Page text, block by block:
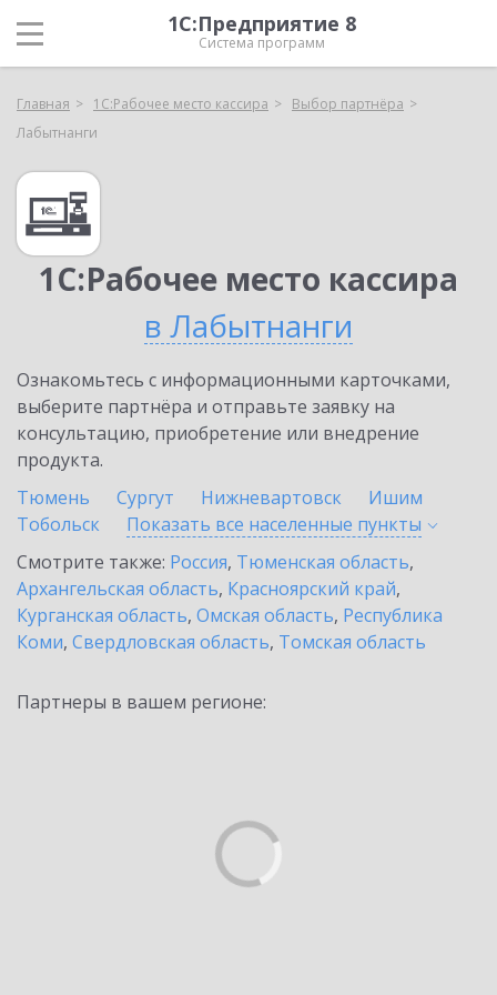
1С:Предприятие 8
Система программ
Главная 1С:Рабочее место кассира
Выбор партнёра
Лабытнанги
1С:Рабочее место кассира
в Лабытнанги
Ознакомьтесь с информационными карточками,
выберите партнёра и отправьте заявку на
консультацию, приобретение или внедрение
продукта.
Тюмень
Сургут Нижневартовск
Ишим
Тобольск
Показать все населенные пункты
Смотрите также: Россия, Тюменская область,
Архангельская область, Красноярский край,
Курганская область, Омская область, Республика
Коми, Свердловская область, Томская область
Партнеры в вашем регионе: